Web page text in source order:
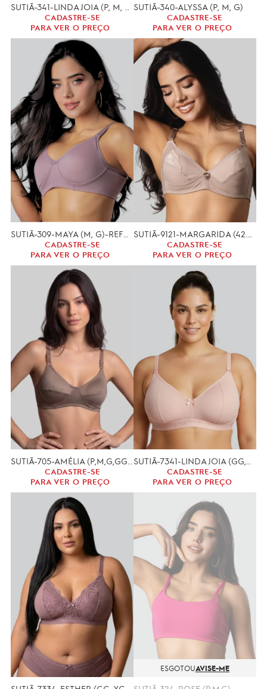
CADASTRE-SE
PARA VER O PREÇO
SUTIÃ-340-ALYSSA (P, M, G)
CADASTRE-SE
PARA VER O PREÇO
CADASTRE-SE
PARA VER O PREÇO
CADASTRE-SE
PARA VER O PREÇO
CADASTRE-SE
PARA VER O PREÇO
CADASTRE-SE
PARA VER O PREÇO
ESGOTOUAVISE-ME